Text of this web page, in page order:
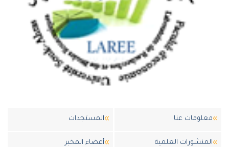
معلومات عنا المستجدات
المنشورات العلمية أعضاء المخبر